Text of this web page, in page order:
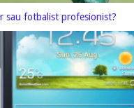
sau fotbalist profesionist?